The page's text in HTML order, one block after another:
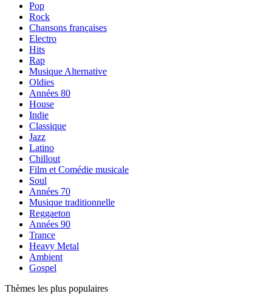
Pop
Rock
Chansons françaises
Electro
Hits
Rap
Musique Alternative
Oldies
Années 80
House
Indie
Classique
Jazz
Latino
Chillout
Film et Comédie musicale
Soul
Années 70
Musique traditionnelle
Reggaeton
Années 90
Trance
Heavy Metal
Ambient
Gospel
Thèmes les plus populaires